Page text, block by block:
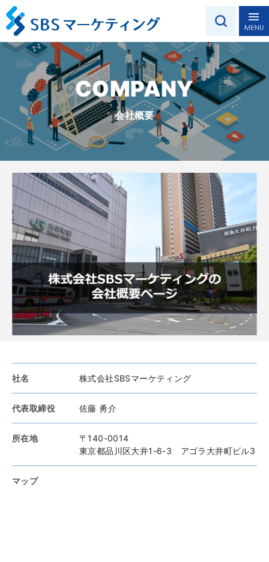
COMPANY
会社概要
社名 株式会社SBSマーケティング
代表取締役 佐藤 勇介
所在地
〒140-0014
東京都品川区大井1-6-3 アゴラ大井町ビル3
マップ